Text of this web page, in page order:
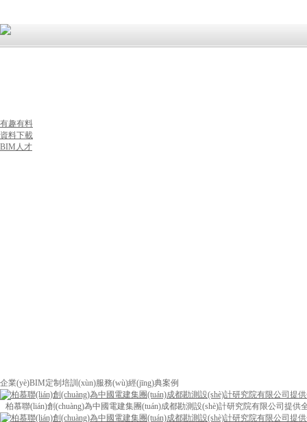
有趣有料
資料下載
BIM人才
企業(yè)BIM定制培訓(xùn)服務(wù)經(jīng)典案例
柏慕聯(lián)創(chuàng)為中國電建集團(tuán)成都勘測設(shè)計研究院有限公司提